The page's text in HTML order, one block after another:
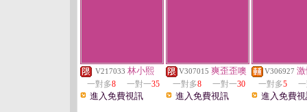
V217033 林小熙
一對多8 一對一35
進入免費視訊
V307015 爽歪歪噢
一對多8 一對一30
進入免費視訊
V306927
一對多5
進入免費